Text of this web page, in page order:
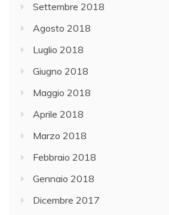
Settembre 2018
Agosto 2018
Luglio 2018
Giugno 2018
Maggio 2018
Aprile 2018
Marzo 2018
Febbraio 2018
Gennaio 2018
Dicembre 2017